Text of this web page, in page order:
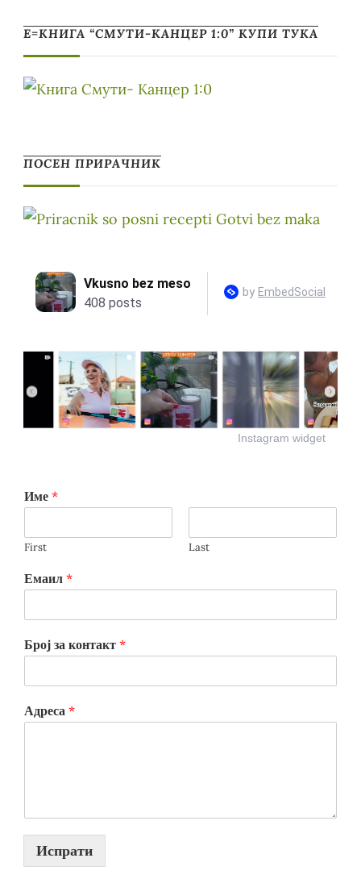
Е=КНИГА “СМУТИ-КАНЦЕР 1:0” КУПИ ТУКА
ПОСЕН ПРИРАЧНИК
Instagram widget
Име *
First Last
Емаил *
Број за контакт *
Адреса *
Испрати